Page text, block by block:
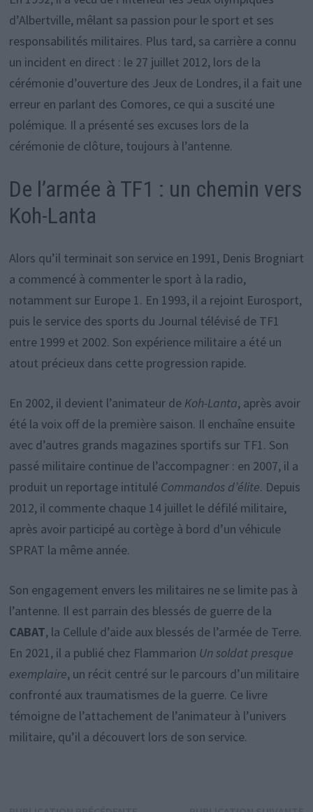
d’Albertville, mêlant sa passion pour le sport et ses
responsabilités militaires. Plus tard, sa carrière a connu
un incident en direct : le 27 juillet 2012, lors de la
cérémonie d’ouverture des Jeux de Londres, il a fait une
erreur en parlant des Comores, ce qui a suscité une
polémique. Il a présenté ses excuses lors de la
cérémonie de clôture, toujours à l’antenne.
De l’armée à TF1 : un chemin vers
Koh-Lanta
Alors qu’il terminait son service en 1991, Denis Brogniart
a commencé à commenter le sport à la radio,
notamment sur Europe 1. En 1993, il a rejoint Eurosport,
puis le service des sports du Journal télévisé de TF1
entre 1999 et 2002. Son expérience militaire a été un
atout précieux dans cette progression rapide.
En 2002, il devient l’animateur de Koh-Lanta, après avoir
été la voix off de la première saison. Il enchaîne ensuite
avec d’autres grands magazines sportifs sur TF1. Son
passé militaire continue de l’accompagner : en 2007, il a
produit un reportage intitulé Commandos d’élite. Depuis
2012, il commente chaque 14 juillet le défilé militaire,
après avoir participé au cortège à bord d’un véhicule
SPRAT la même année.
Son engagement envers les militaires ne se limite pas à
l’antenne. Il est parrain des blessés de guerre de la
CABAT, la Cellule d’aide aux blessés de l’armée de Terre.
En 2021, il a publié chez Flammarion Un soldat presque
exemplaire, un récit centré sur le parcours d’un militaire
confronté aux traumatismes de la guerre. Ce livre
témoigne de l’attachement de l’animateur à l’univers
militaire, qu’il a découvert lors de son service.